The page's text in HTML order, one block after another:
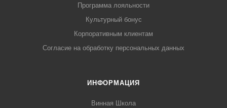
Программа лояльности
Культурный бонус
Корпоративным клиентам
Согласие на обработку персональных данных
ИНФОРМАЦИЯ
Винная Школа